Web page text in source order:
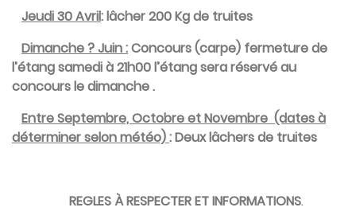
Jeudi 30 Avril: lâcher 200 Kg de truites
Dimanche ? Juin :Concours (carpe) fermeture de
l’étang samedi à 21h00 l’étang sera réservé au
concours le dimanche .
EntreSeptembre, Octobre et Novembre (dates à
déterminer selon météo): Deux lâchers de truites
REGLES À RESPECTER ET INFORMATIONS.